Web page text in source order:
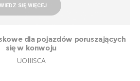
SIĘ WIĘCEJ
dla pojazdów poruszających
się w konwoju
UOIIISCA